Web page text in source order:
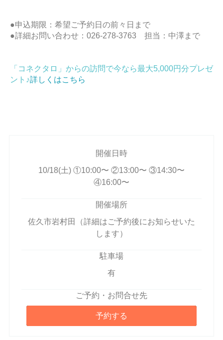
●申込期限：希望ご予約日の前々日まで
●詳細お問い合わせ：026-278-3763 担当：中澤まで
「コネクタロ」からの訪問で今なら最大5,000円分プレゼ
ント♪詳しくはこちら
開催日時
10/18(土) ①10:00〜 ②13:00〜 ③14:30〜
④16:00〜
開催場所
佐久市岩村田（詳細はご予約後にお知らせいた
します）
駐車場
有
ご予約・お問合せ先
予約する